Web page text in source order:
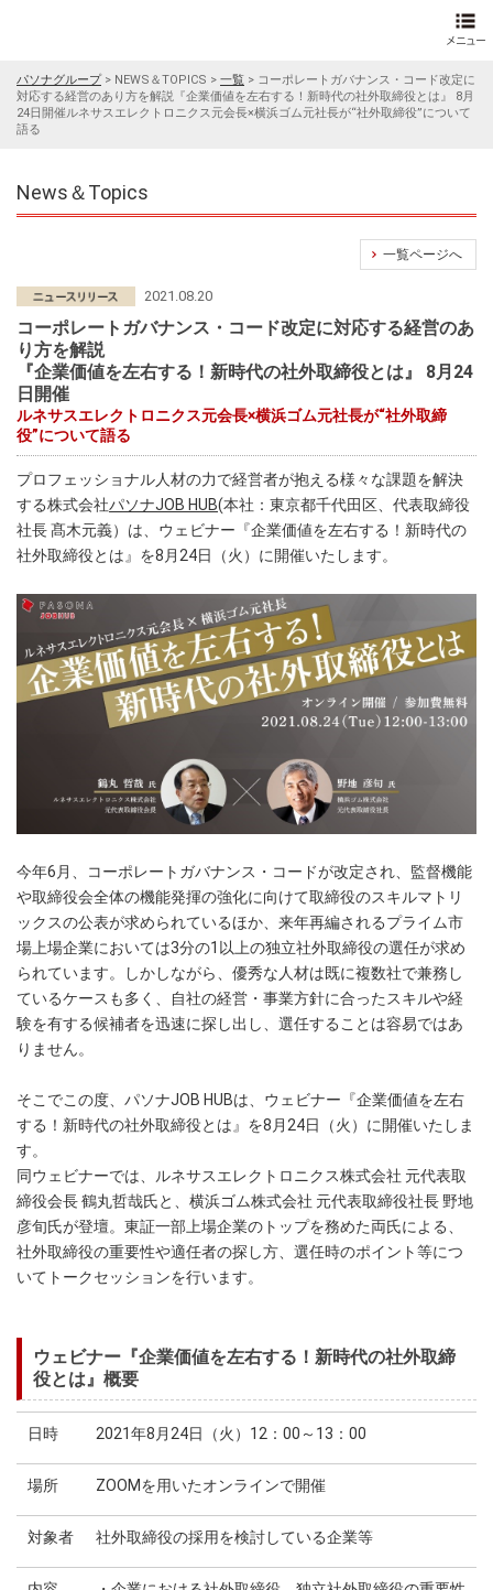
パソナグループ> NEWS＆TOPICS > 一覧 > コーポレートガバナンス・コード改定に
対応する経営のあり方を解説『企業価値を左右する！新時代の社外取締役とは』 8月
24日開催ルネサスエレクトロニクス元会長×横浜ゴム元社長が“社外取締役”について
語る
News＆Topics
一覧ページへ
2021.08.20
コーポレートガバナンス・コード改定に対応する経営のあ
り方を解説
『企業価値を左右する！新時代の社外取締役とは』 8月24
日開催
ルネサスエレクトロニクス元会長×横浜ゴム元社長が“社外取締
役”について語る
プロフェッショナル人材の力で経営者が抱える様々な課題を解決
する株式会社パソナJOB HUB(本社：東京都千代田区、代表取締役
社長 髙木元義）は、ウェビナー『企業価値を左右する！新時代の
社外取締役とは』を8月24日（火）に開催いたします。
今年6月、コーポレートガバナンス・コードが改定され、監督機能
や取締役会全体の機能発揮の強化に向けて取締役のスキルマトリ
ックスの公表が求められているほか、来年再編されるプライム市
場上場企業においては3分の1以上の独立社外取締役の選任が求め
られています。しかしながら、優秀な人材は既に複数社で兼務し
ているケースも多く、自社の経営・事業方針に合ったスキルや経
験を有する候補者を迅速に探し出し、選任することは容易ではあ
りません。
そこでこの度、パソナJOB HUBは、ウェビナー『企業価値を左右
する！新時代の社外取締役とは』を8月24日（火）に開催いたしま
す。
同ウェビナーでは、ルネサスエレクトロニクス株式会社 元代表取
締役会長 鶴丸哲哉氏と、横浜ゴム株式会社 元代表取締役社長 野地
彦旬氏が登壇。東証一部上場企業のトップを務めた両氏による、
社外取締役の重要性や適任者の探し方、選任時のポイント等につ
いてトークセッションを行います。
ウェビナー『企業価値を左右する！新時代の社外取締
役とは』概要
日時 2021年8月24日（火）12：00～13：00
場所 ZOOMを用いたオンラインで開催
対象者 社外取締役の採用を検討している企業等